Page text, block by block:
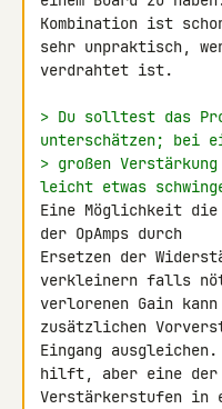
Kombination ist
sehr unpraktisch,
verdrahtet ist.
> Du solltest das
unterschätzen; bei
> großen
leicht etwas
Eine Möglichkeit
der OpAmps durch
Ersetzen der
verkleinern falls
verlorenen Gain
zusätzlichen
Eingang
hilft, aber eine der
Verstärkerstufen in